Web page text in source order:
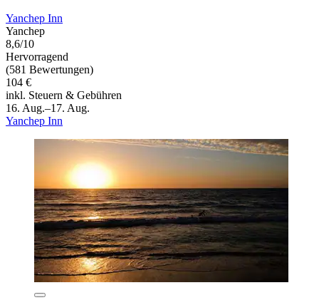
Yanchep Inn
Yanchep
8,6/10
Hervorragend
(581 Bewertungen)
104 €
inkl. Steuern & Gebühren
16. Aug.–17. Aug.
Yanchep Inn